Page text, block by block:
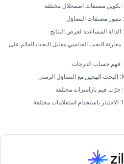
الخطوة 8: مقارنة البحث القياسي مقابل البحث القائم على